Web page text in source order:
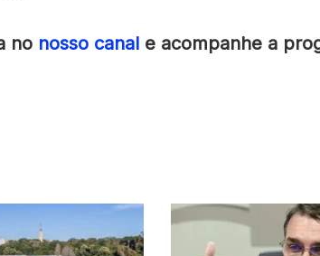
no nosso canal e acompanhe a